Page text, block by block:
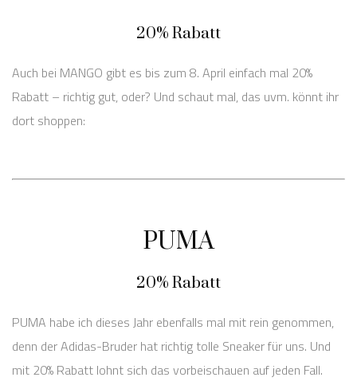
20% Rabatt
Auch bei MANGO gibt es bis zum 8. April einfach mal 20%
Rabatt – richtig gut, oder? Und schaut mal, das uvm. könnt ihr
dort shoppen:
PUMA
20% Rabatt
PUMA habe ich dieses Jahr ebenfalls mal mit rein genommen,
denn der Adidas-Bruder hat richtig tolle Sneaker für uns. Und
mit 20% Rabatt lohnt sich das vorbeischauen auf jeden Fall.